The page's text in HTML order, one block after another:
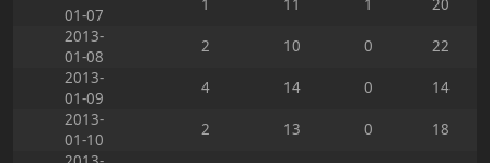
01-07
1 11 1
20
2013-
01-08
2 10 0
22
2013-
01-09
4 14 0
14
2013-
01-10
2 13 0
18